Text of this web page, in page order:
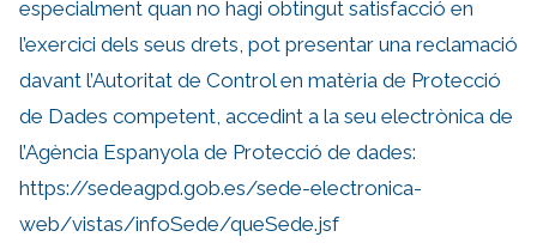
especialment quan no hagi obtingut satisfacció en
l’exercici dels seus drets, pot presentar una reclamació
davant l’Autoritat de Control en matèria de Protecció
de Dades competent, accedint a la seu electrònica de
l’Agència Espanyola de Protecció de dades:
https://sedeagpd.gob.es/sede-electronica-
web/vistas/infoSede/queSede.jsf